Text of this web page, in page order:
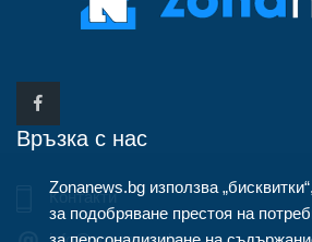
Връзка с нас
Контакти
Zonanews.bg използва
за подобряване престоя на